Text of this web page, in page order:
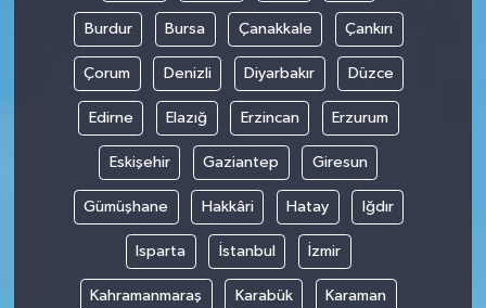
Burdur Bursa Çanakkale Çankırı
Çorum Denizli Diyarbakır Düzce
Edirne Elazığ Erzincan Erzurum
Eskişehir Gaziantep Giresun
Gümüşhane Hakkâri Hatay Iğdır
Isparta İstanbul İzmir
Kahramanmaraş Karabük Karaman